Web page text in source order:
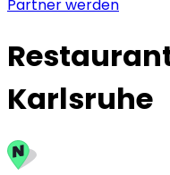
Partner werden
Karlsruhe